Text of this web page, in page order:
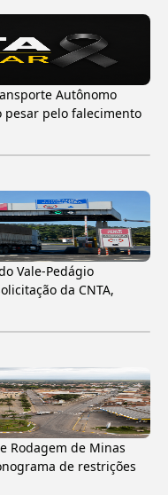
Autônomo
pesar pelo falecimento
Vale-Pedágio
da CNTA,
Rodagem de Minas
de restrições